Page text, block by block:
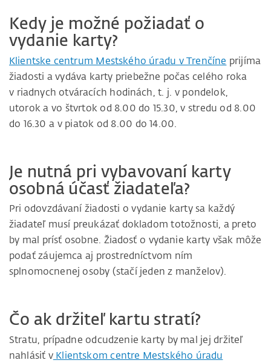
Kedy je možné požiadať o
vydanie karty?
Klientske centrum Mestského úradu v Trenčíne prijíma
žiadosti a vydáva karty priebežne počas celého roka
v riadnych otváracích hodinách, t. j. v pondelok,
utorok a vo štvrtok od 8.00 do 15.30, v stredu od 8.00
do 16.30 a v piatok od 8.00 do 14.00.
Je nutná pri vybavovaní karty
osobná účasť žiadateľa?
Pri odovzdávaní žiadosti o vydanie karty sa každý
žiadateľ musí preukázať dokladom totožnosti, a preto
by mal prísť osobne. Žiadosť o vydanie karty však môže
podať záujemca aj prostredníctvom ním
splnomocnenej osoby (stačí jeden z manželov).
Čo ak držiteľ kartu stratí?
Stratu, prípadne odcudzenie karty by mal jej držiteľ
nahlásiť vKlientskom centre Mestského úradu